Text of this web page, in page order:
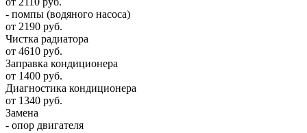
- помпы (водяного насоса)
от 2190 руб.
Чистка радиатора
от 4610 руб.
Заправка кондиционера
от 1400 руб.
Диагностика кондиционера
от 1340 руб.
Замена
- опор двигателя